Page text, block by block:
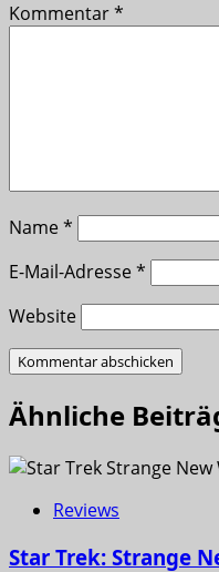
Kommentar*
Name*
E-Mail-Adresse*
Website
Ähnliche
Reviews
Star Trek: Strange